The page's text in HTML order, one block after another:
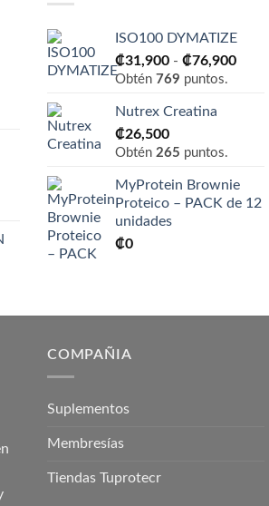
ISO100 DYMATIZE
₡31,900 - ₡76,900Rango
Obtén 769 puntos.
Nutrex Creatina
₡26,500
Obtén 265 puntos.
MyProtein Brownie
Proteico – PACK de 12
unidades
₡0
COMPAÑIA
Suplementos
Membresías
Tiendas Tuprotecr